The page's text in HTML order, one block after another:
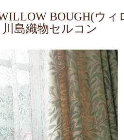
BOUGH(ウ
島織物セルコン